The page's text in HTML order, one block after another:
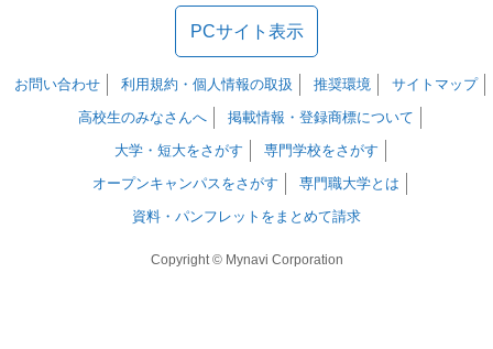
PCサイト表示
お問い合わせ 利用規約・個人情報の取扱 推奨環境
サイトマップ
高校生のみなさんへ
掲載情報・登録商標について
大学・短大をさがす
専門学校をさがす
オープンキャンパスをさがす
専門職大学とは
資料・パンフレットをまとめて請求
Copyright © Mynavi Corporation